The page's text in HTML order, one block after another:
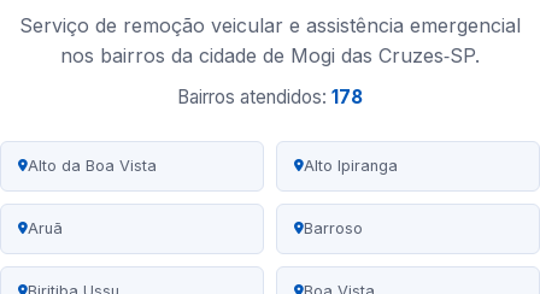
Serviço de remoção veicular e assistência emergencial
nos bairros da cidade de Mogi das Cruzes‑SP.
Bairros atendidos: 178
Alto da Boa Vista Alto Ipiranga
Aruã Barroso